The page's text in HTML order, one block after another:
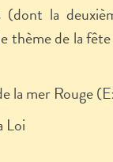
la
thème de la
la mer Rouge
Loi